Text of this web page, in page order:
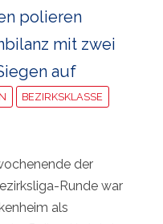
polieren
mit zwei
auf
BEZIRKSKLASSE
der
Runde war
als